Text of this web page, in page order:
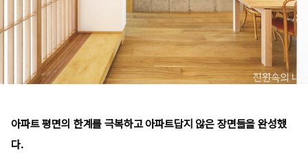
아파트 평면의 한계를 극복하고아파트답지 않은 장면들을 완성했
다.